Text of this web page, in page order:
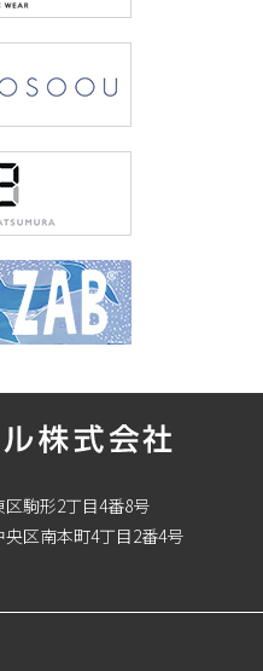
区駒形2丁目4番8号
央区南本町4丁目2番4号